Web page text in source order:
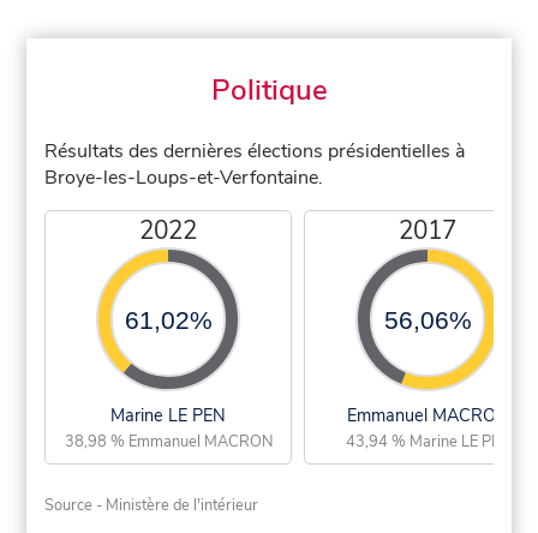
Politique
Résultats des dernières élections présidentielles à
Broye-les-Loups-et-Verfontaine.
2022
61,02%
Marine LE PEN
38,98 % Emmanuel MACRON
2017
56,06%
Emmanuel MACRON
43,94 % Marine LE PEN
Source - Ministère de l'intérieur